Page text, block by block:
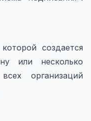
создается
или несколько
организаций